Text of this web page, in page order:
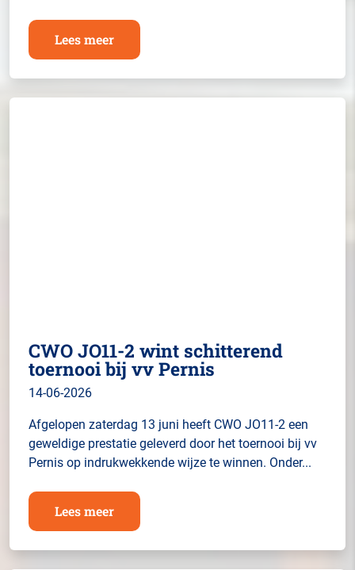
Lees meer
CWO JO11-2 wint schitterend
toernooi bij vv Pernis
14-06-2026
Afgelopen zaterdag 13 juni heeft CWO JO11-2 een
geweldige prestatie geleverd door het toernooi bij vv
Pernis op indrukwekkende wijze te winnen. Onder...
Lees meer